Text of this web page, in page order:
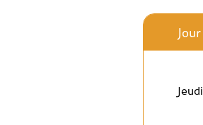
Jour
Jeudi